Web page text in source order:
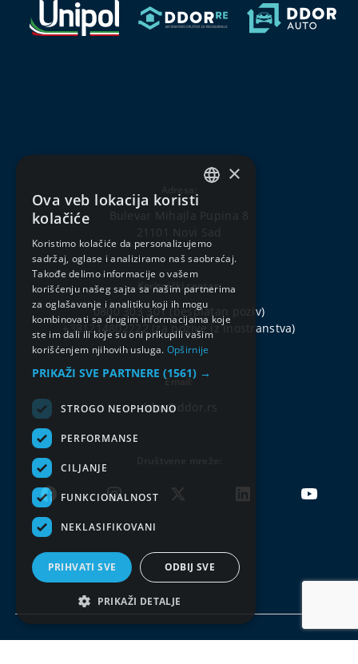
Bulevar Mihajla Pupina 8
21101 Novi Sad
Korisnički centar:
0800 303 301(besplatan poziv)
+381214802222(za pozive iz inostranstva)
Email:
ddor@ddor.rs
ENGLISH
×
Ova veb lokacija koristi
kolačiće
Koristimo kolačiće da personalizujemo
sadržaj, oglase i analiziramo naš saobraćaj.
Takođe delimo informacije o vašem
korišćenju našeg sajta sa našim partnerima
za oglašavanje i analitiku koji ih mogu
kombinovati sa drugim informacijama koje
ste im dali ili koje su oni prikupili vašim
korišćenjem njihovih usluga. Opširnije
PRIKAŽI SVE PARTNERE (1561) →
STROGO NEOPHODNO
PERFORMANSE
CILJANJE
FUNKCIONALNOST
NEKLASIFIKOVANI
PRIHVATI SVE ODBIJ SVE
PRIKAŽI DETALJE